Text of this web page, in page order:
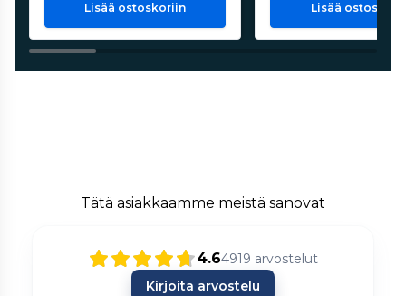
Lisää ostoskoriin Lisää
Tätä asiakkaamme meistä sanovat
4.64919 arvostelut
Kirjoita arvostelu